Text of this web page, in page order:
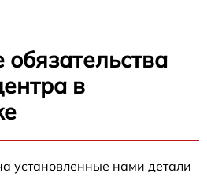
в
установленные нами детали